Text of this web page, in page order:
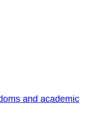
and academic